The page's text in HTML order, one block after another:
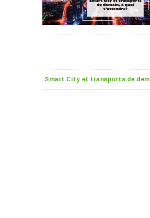
Smart City et transports de